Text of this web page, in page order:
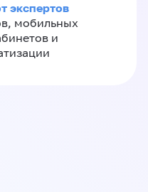
экспертов
мобильных
и